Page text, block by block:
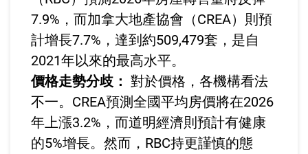
7.9%，而加拿大地產協會（CREA）則預
計增長7.7%，達到約509,479套，是自
2021年以來的最高水平。
價格走勢分歧： 對於價格，各機構看法
不一。CREA預測全國平均房價將在2026
年上漲3.2%，而道明經濟則預計有健康
的5%增長。然而，RBC持更謹慎的態